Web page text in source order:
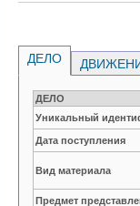
ДЕЛО
ДЕЛО
Уникальный
Дата поступления
Вид материала
Предмет